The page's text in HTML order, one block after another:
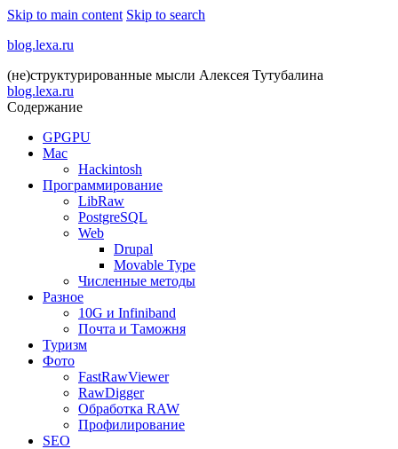
Skip to main content Skip to search
blog.lexa.ru
(не)структурированные мысли Алексея Тутубалина
blog.lexa.ru
Содержание
GPGPU
Mac
Hackintosh
Программирование
LibRaw
PostgreSQL
Web
Drupal
Movable Type
Численные методы
Разное
10G и Infiniband
Почта и Таможня
Туризм
Фото
FastRawViewer
RawDigger
Обработка RAW
Профилирование
SEO